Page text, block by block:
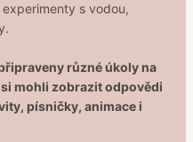
s vodou,
různé úkoly na
mohli zobrazit odpovědi
písničky, animace i